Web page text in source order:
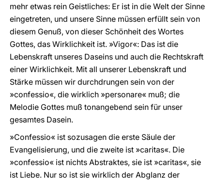
mehr etwas rein Geistliches: Er ist in die Welt der Sinne
eingetreten, und unsere Sinne müssen erfüllt sein von
diesem Genuß, von dieser Schönheit des Wortes
Gottes, das Wirklichkeit ist. »Vigor«: Das ist die
Lebenskraft unseres Daseins und auch die Rechtskraft
einer Wirklichkeit. Mit all unserer Lebenskraft und
Stärke müssen wir durchdrungen sein von der
»confessio«, die wirklich »personare« muß; die
Melodie Gottes muß tonangebend sein für unser
gesamtes Dasein.
»Confessio« ist sozusagen die erste Säule der
Evangelisierung, und die zweite ist »caritas«. Die
»confessio« ist nichts Abstraktes, sie ist »caritas«, sie
ist Liebe. Nur so ist sie wirklich der Abglanz der